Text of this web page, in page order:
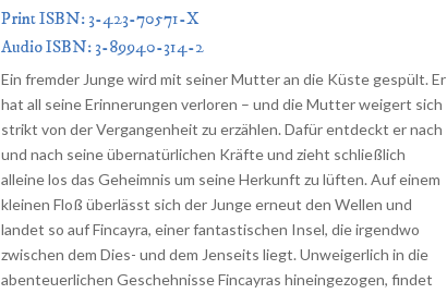
Print ISBN: 3-423-70571-X
Audio ISBN: 3-89940-314-2
Ein fremder Junge wird mit seiner Mutter an die Küste gespült. Er
hat all seine Erinnerungen verloren – und die Mutter weigert sich
strikt von der Vergangenheit zu erzählen. Dafür entdeckt er nach
und nach seine übernatürlichen Kräfte und zieht schließlich
alleine los das Geheimnis um seine Herkunft zu lüften. Auf einem
kleinen Floß überlässt sich der Junge erneut den Wellen und
landet so auf Fincayra, einer fantastischen Insel, die irgendwo
zwischen dem Dies- und dem Jenseits liegt. Unweigerlich in die
abenteuerlichen Geschehnisse Fincayras hineingezogen, findet